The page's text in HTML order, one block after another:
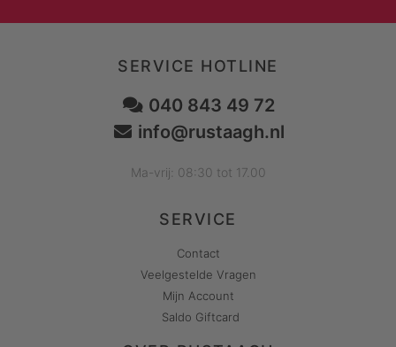
SERVICE HOTLINE
040 843 49 72
info@rustaagh.nl
Ma-vrij: 08:30 tot 17.00
SERVICE
Contact
Veelgestelde Vragen
Mijn Account
Saldo Giftcard